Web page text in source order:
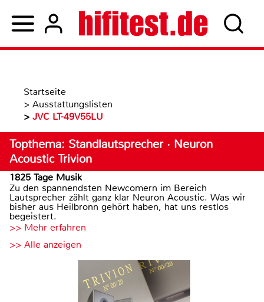
Startseite
> Ausstattungslisten
> JVC LT-49V55LU
Topthema: Standlautsprecher · Neuron
Acoustic Trivion
1825 Tage Musik
Zu den spannendsten Newcomern im Bereich
Lautsprecher zählt ganz klar Neuron Acoustic. Was wir
bisher aus Heilbronn gehört haben, hat uns restlos
begeistert.
>> Mehr erfahren
>> Alle anzeigen